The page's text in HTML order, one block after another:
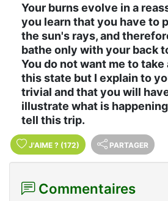
Your burns evolve in a
you learn that you have to
the sun's rays, and
bathe only with your back
You do not want me to
this state but I explain to
trivial and that you will
illustrate what is
tell this trip.
J'AIME ? (172) PARTAGER
Commentaires